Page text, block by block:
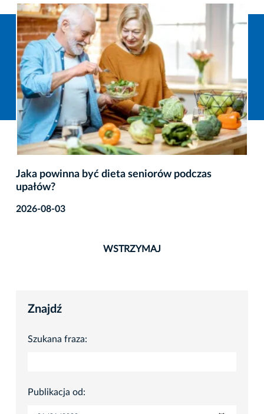
Jaka powinna być dieta seniorów podczas
upałów?
2026-08-03
WSTRZYMAJ
Znajdź
Szukana fraza:
Publikacja od: